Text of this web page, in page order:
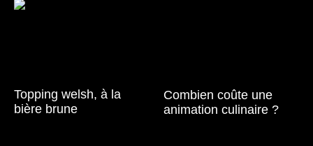
Topping welsh, à la
bière brune
Combien coûte une
animation culinaire ?